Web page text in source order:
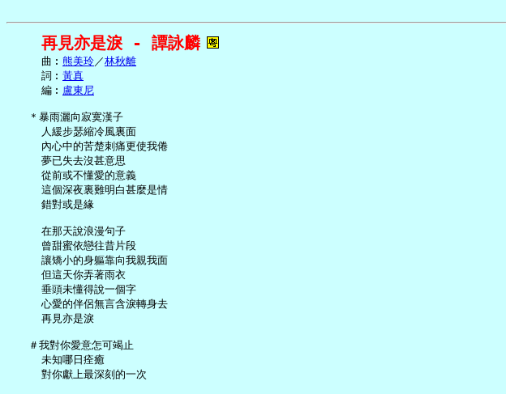
再見亦是淚 - 譚詠麟
     曲︰
熊美玲／林秋離
     詞︰
黃真
     編︰
盧東尼
   ＊暴雨灑向寂寞漢子
     人緩步瑟縮冷風裏面
     內心中的苦楚刺痛更使我倦
     夢已失去沒甚意思
     從前或不懂愛的意義
     這個深夜裏難明白甚麼是情
     錯對或是緣
     在那天說浪漫句子
     曾甜蜜依戀往昔片段
     讓矯小的身軀靠向我親我面
     但這天你弄著雨衣
     垂頭未懂得說一個字
     心愛的伴侶無言含淚轉身去
     再見亦是淚
   ＃我對你愛意怎可竭止
     未知哪日痊癒
     對你獻上最深刻的一次